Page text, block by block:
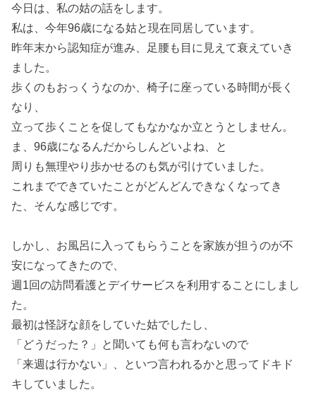
今日は、私の姑の話をします。
私は、今年96歳になる姑と現在同居しています。
昨年末から認知症が進み、足腰も目に見えて衰えていき
ました。
歩くのもおっくうなのか、椅子に座っている時間が長く
なり、
立って歩くことを促してもなかなか立とうとしません。
ま、96歳になるんだからしんどいよね、と
周りも無理やり歩かせるのも気が引けていました。
これまでできていたことがどんどんできなくなってき
た、そんな感じです。
しかし、お風呂に入ってもらうことを家族が担うのが不
安になってきたので、
週1回の訪問看護とデイサービスを利用することにしまし
た。
最初は怪訝な顔をしていた姑でしたし、
「どうだった？」と聞いても何も言わないので
「来週は行かない」、といつ言われるかと思ってドキド
キしていました。